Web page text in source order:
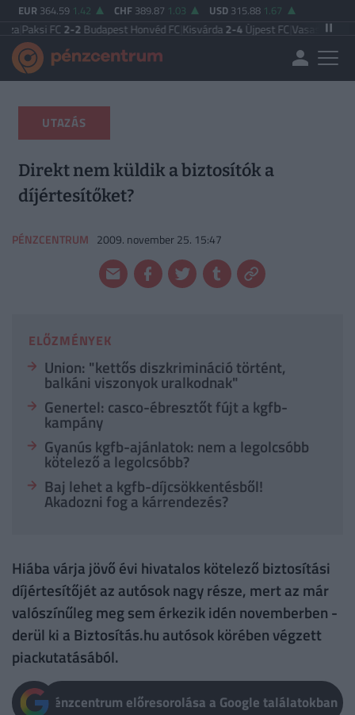
EUR 364.59 1.42 CHF 389.87 1.03 USD 315.88 1.67
2-2Budapest Honvéd FC |Kisvárda2-4Újpest FC|Vasas FC5-0
UTAZÁS
Direkt nem küldik a biztosítók a
díjértesítőket?
PÉNZCENTRUM 2009. november 25. 15:47
ELŐZMÉNYEK
Union: "kettős diszkrimináció történt,
balkáni viszonyok uralkodnak"
Genertel: casco-ébresztőt fújt a kgfb-
kampány
Gyanús kgfb-ajánlatok: nem a legolcsóbb
kötelező a legolcsóbb?
Baj lehet a kgfb-díjcsökkentésből!
Akadozni fog a kárrendezés?
Hiába várja jövő évi hivatalos kötelező biztosítási
díjértesítőjét az autósok nagy része, mert az már
valószínűleg meg sem érkezik idén novemberben -
derül ki a Biztosítás.hu autósok körében végzett
piackutatásából.
Pénzcentrum előresorolása a Google találatokban